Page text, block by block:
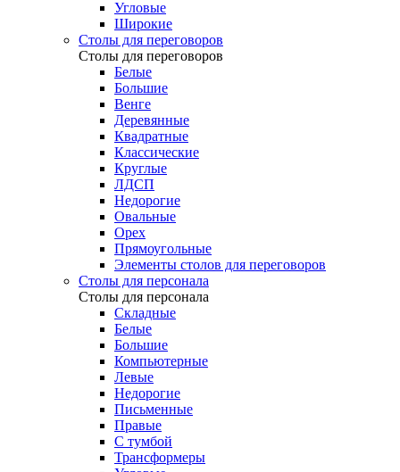
Угловые
Широкие
Столы для переговоров
Столы для переговоров
Белые
Большие
Венге
Деревянные
Квадратные
Классические
Круглые
ЛДСП
Недорогие
Овальные
Орех
Прямоугольные
Элементы столов для переговоров
Столы для персонала
Столы для персонала
Cкладные
Белые
Большие
Компьютерные
Левые
Недорогие
Письменные
Правые
С тумбой
Трансформеры